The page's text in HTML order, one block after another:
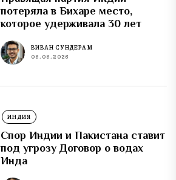
потеряла в Бихаре место,
которое удерживала 30 лет
ВИВАН СУНДЕРАМ
08.08.2026
ИНДИЯ
Спор Индии и Пакистана ставит
под угрозу Договор о водах
Инда